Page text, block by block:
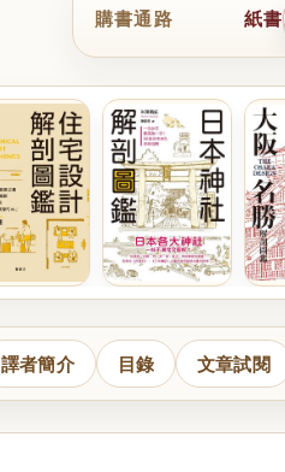
購書通路 紙書
譯者簡介 目錄 文章試閱